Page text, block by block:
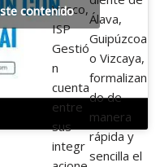
Vasco,
ISP
Gestió
n
cuenta
entre
sus
integr
Álava,
Guipúzcoa
o Vizcaya,
formalizan
do de
manera
rápida y
sencilla el
contenido